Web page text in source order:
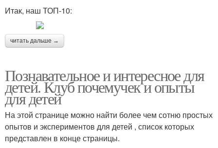
Итак, наш ТОП-10:
читать дальше →
Познавательное и интересное для
детей. Клуб почемучек и опыты
для детей
На этой странице можно найти более чем сотню простых
опытов и экспериментов для детей , список которых
представлен в конце страницы.